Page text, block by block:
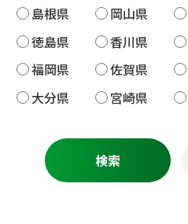
島根県
岡山県
徳島県
香川県
福岡県
佐賀県
大分県
宮崎県